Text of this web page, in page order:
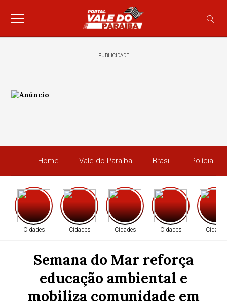
PUBLICIDADE
Home Vale do Paraíba Brasil Polícia
Cidades Cidades Cidades Cidades Cidades
Semana do Mar reforça
educação ambiental e
mobiliza comunidade em